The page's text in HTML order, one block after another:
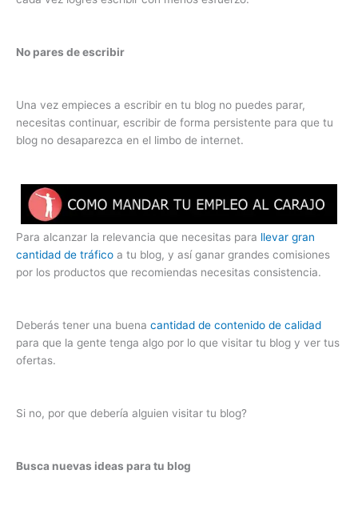
No pares de escribir
Una vez empieces a escribir en tu blog no puedes parar,
necesitas continuar, escribir de forma persistente para que tu
blog no desaparezca en el limbo de internet.
Para alcanzar la relevancia que necesitas para llevar gran
cantidad de tráfico a tu blog, y así ganar grandes comisiones
por los productos que recomiendas necesitas consistencia.
Deberás tener una buena cantidad de contenido de calidad
para que la gente tenga algo por lo que visitar tu blog y ver tus
ofertas.
Si no, por que debería alguien visitar tu blog?
Busca nuevas ideas para tu blog